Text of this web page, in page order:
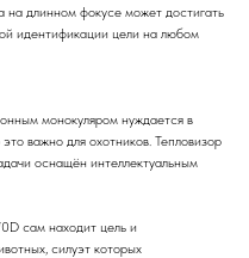
на длинном фокусе может достигать
идентификации цели на любом
монокуляром нуждается в
важно для охотников. Тепловизор
оснащён интеллектуальным
сам находит цель и
силуэт которых